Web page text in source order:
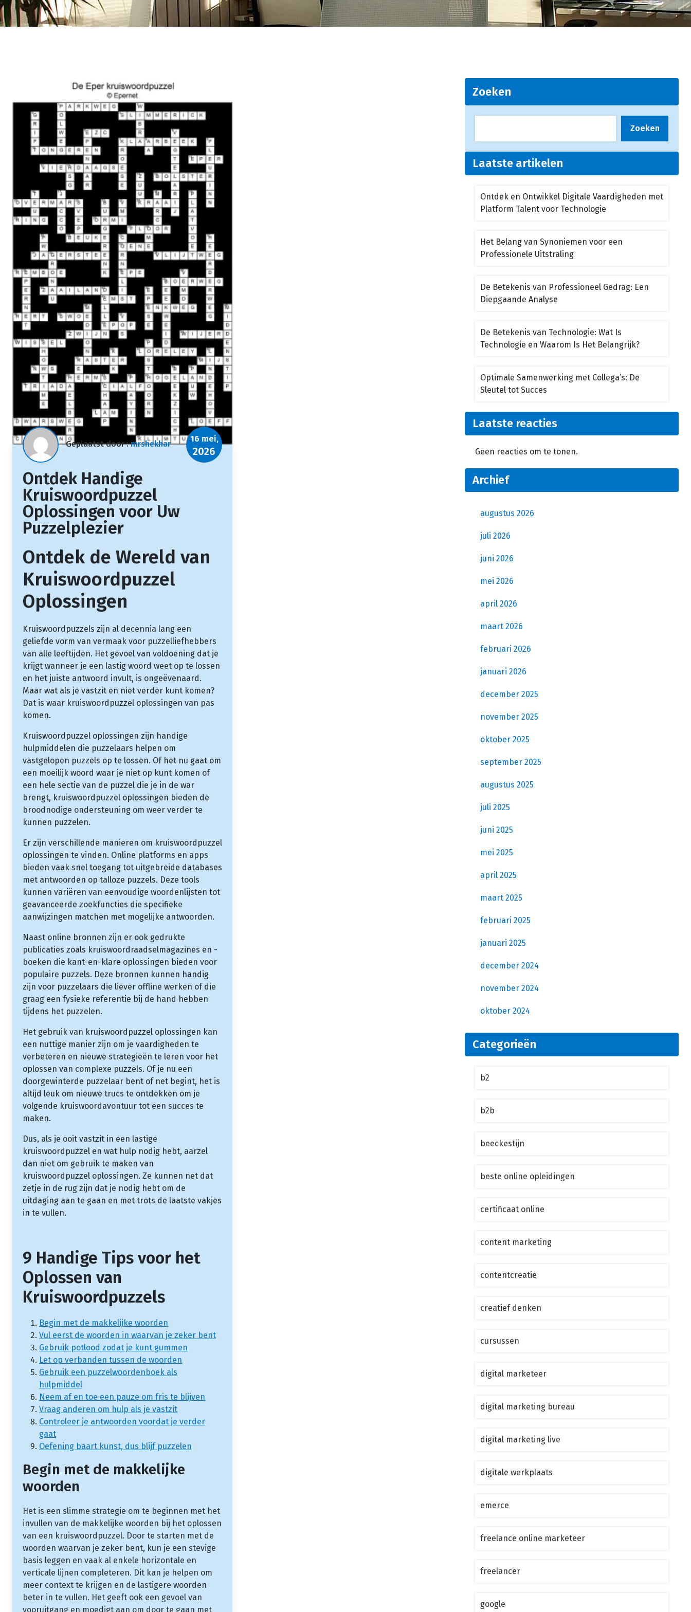
Geplaatst door :mrshekhar
16 mei,
2026
Ontdek Handige
Kruiswoordpuzzel
Oplossingen voor Uw
Puzzelplezier
Ontdek de Wereld van
Kruiswoordpuzzel
Oplossingen
Kruiswoordpuzzels zijn al decennia lang een
geliefde vorm van vermaak voor puzzelliefhebbers
van alle leeftijden. Het gevoel van voldoening dat je
krijgt wanneer je een lastig woord weet op te lossen
en het juiste antwoord invult, is ongeëvenaard.
Maar wat als je vastzit en niet verder kunt komen?
Dat is waar kruiswoordpuzzel oplossingen van pas
komen.
Kruiswoordpuzzel oplossingen zijn handige
hulpmiddelen die puzzelaars helpen om
vastgelopen puzzels op te lossen. Of het nu gaat om
een moeilijk woord waar je niet op kunt komen of
een hele sectie van de puzzel die je in de war
brengt, kruiswoordpuzzel oplossingen bieden de
broodnodige ondersteuning om weer verder te
kunnen puzzelen.
Er zijn verschillende manieren om kruiswoordpuzzel
oplossingen te vinden. Online platforms en apps
bieden vaak snel toegang tot uitgebreide databases
met antwoorden op talloze puzzels. Deze tools
kunnen variëren van eenvoudige woordenlijsten tot
geavanceerde zoekfuncties die specifieke
aanwijzingen matchen met mogelijke antwoorden.
Naast online bronnen zijn er ook gedrukte
publicaties zoals kruiswoordraadselmagazines en -
boeken die kant-en-klare oplossingen bieden voor
populaire puzzels. Deze bronnen kunnen handig
zijn voor puzzelaars die liever offline werken of die
graag een fysieke referentie bij de hand hebben
tijdens het puzzelen.
Het gebruik van kruiswoordpuzzel oplossingen kan
een nuttige manier zijn om je vaardigheden te
verbeteren en nieuwe strategieën te leren voor het
oplossen van complexe puzzels. Of je nu een
doorgewinterde puzzelaar bent of net begint, het is
altijd leuk om nieuwe trucs te ontdekken om je
volgende kruiswoordavontuur tot een succes te
maken.
Dus, als je ooit vastzit in een lastige
kruiswoordpuzzel en wat hulp nodig hebt, aarzel
dan niet om gebruik te maken van
kruiswoordpuzzel oplossingen. Ze kunnen net dat
zetje in de rug zijn dat je nodig hebt om de
uitdaging aan te gaan en met trots de laatste vakjes
in te vullen.
9 Handige Tips voor het
Oplossen van
Kruiswoordpuzzels
Begin met de makkelijke woorden
Vul eerst de woorden in waarvan je zeker bent
Gebruik potlood zodat je kunt gummen
Let op verbanden tussen de woorden
Gebruik een puzzelwoordenboek als
hulpmiddel
Neem af en toe een pauze om fris te blijven
Vraag anderen om hulp als je vastzit
Controleer je antwoorden voordat je verder
gaat
Oefening baart kunst, dus blijf puzzelen
Begin met de makkelijke
woorden
Het is een slimme strategie om te beginnen met het
invullen van de makkelijke woorden bij het oplossen
van een kruiswoordpuzzel. Door te starten met de
woorden waarvan je zeker bent, kun je een stevige
basis leggen en vaak al enkele horizontale en
verticale lijnen completeren. Dit kan je helpen om
meer context te krijgen en de lastigere woorden
beter in te vullen. Het geeft ook een gevoel van
vooruitgang en moedigt aan om door te gaan met
Zoeken
Zoeken
Laatste artikelen
Ontdek en Ontwikkel Digitale Vaardigheden met
Platform Talent voor Technologie
Het Belang van Synoniemen voor een
Professionele Uitstraling
De Betekenis van Professioneel Gedrag: Een
Diepgaande Analyse
De Betekenis van Technologie: Wat Is
Technologie en Waarom Is Het Belangrijk?
Optimale Samenwerking met Collega’s: De
Sleutel tot Succes
Laatste reacties
Geen reacties om te tonen.
Archief
augustus 2026
juli 2026
juni 2026
mei 2026
april 2026
maart 2026
februari 2026
januari 2026
december 2025
november 2025
oktober 2025
september 2025
augustus 2025
juli 2025
juni 2025
mei 2025
april 2025
maart 2025
februari 2025
januari 2025
december 2024
november 2024
oktober 2024
Categorieën
b2
b2b
beeckestijn
beste online opleidingen
certificaat online
content marketing
contentcreatie
creatief denken
cursussen
digital marketeer
digital marketing bureau
digital marketing live
digitale werkplaats
emerce
freelance online marketeer
freelancer
google